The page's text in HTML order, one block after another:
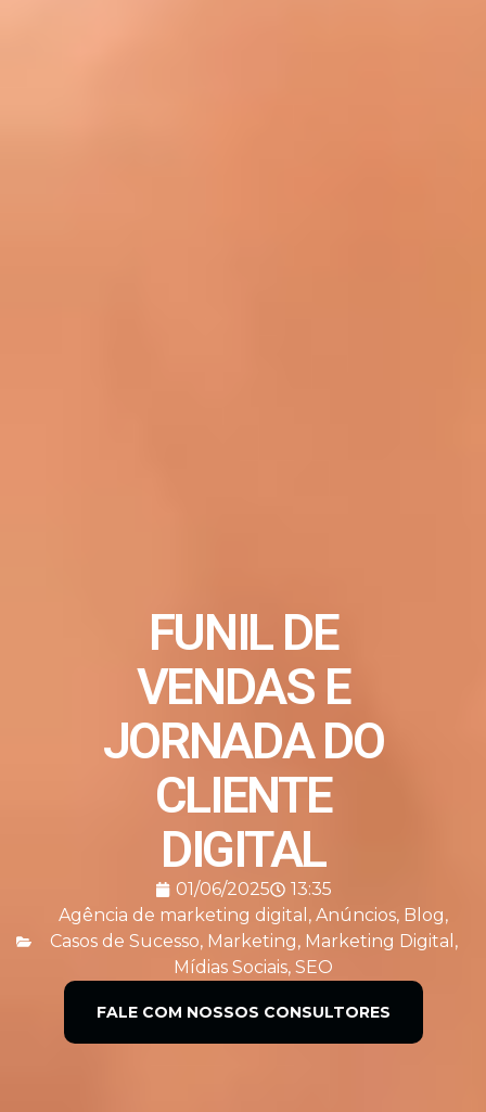
FUNIL DE
VENDAS E
JORNADA DO
CLIENTE
DIGITAL
01/06/2025
13:35
Agência de marketing digital , Anúncios, Blog,
Casos de Sucesso, Marketing, Marketing Digital ,
Mídias Sociais, SEO
FALE COM NOSSOS CONSULTORES